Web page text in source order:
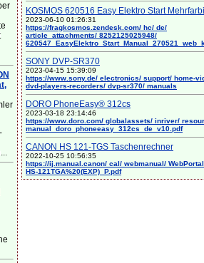
KOSMOS 620516 Easy Elektro Start
2023-06-10 01:26:31
https://fragkosmos.zendesk.com/ hc/ de/
article_attachments/ 8252125025948/
SONY DVP-SR370
2023-04-15 15:39:09
https://www.sony.de/ electronics/ support/ home-
dvd-players-recorders/ dvp-sr370/ manuals
DORO PhoneEasy® 312cs
2023-03-18 23:14:46
https://www.doro.com/ globalassets/ inriver/
manual_doro_phoneeasy_312cs_de_v10.pdf
CANON HS 121-TGS Taschenrechner
2022-10-25 10:56:35
https://ij.manual.canon/ cal/ webmanual/
HS-121TGA%20(EXP)_P.pdf